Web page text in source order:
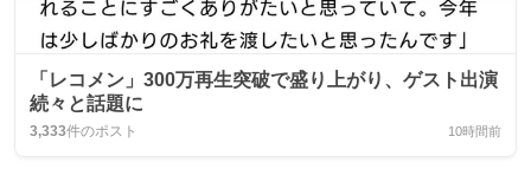
「レコメン」300万再生突破で盛り上がり、ゲスト出演
続々と話題に
3,333件のポスト 10時間前